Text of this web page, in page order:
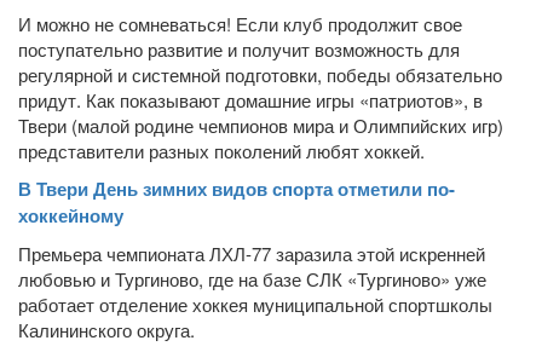
И можно не сомневаться! Если клуб продолжит свое
поступательно развитие и получит возможность для
регулярной и системной подготовки, победы обязательно
придут. Как показывают домашние игры «патриотов», в
Твери (малой родине чемпионов мира и Олимпийских игр)
представители разных поколений любят хоккей.
В Твери День зимних видов спорта отметили по-
хоккейному
Премьера чемпионата ЛХЛ-77 заразила этой искренней
любовью и Тургиново, где на базе СЛК «Тургиново» уже
работает отделение хоккея муниципальной спортшколы
Калининского округа.